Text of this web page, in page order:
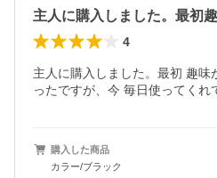
4
主人に購入しました。最初 趣味
ったですが、今 毎日使ってくれ
購入した商品
カラー/ブラック